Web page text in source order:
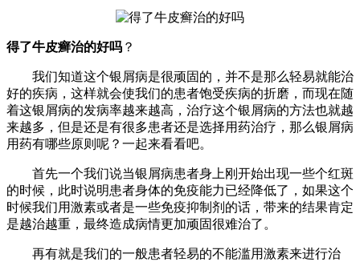
得了牛皮癣治的好吗 ？
我们知道这个银屑病是很顽固的，并不是那么轻易就能治
好的疾病，这样就会使我们的患者饱受疾病的折磨，而现在随
着这银屑病的发病率越来越高，治疗这个银屑病的方法也就越
来越多，但是还是有很多患者还是选择用药治疗，那么银屑病
用药有哪些原则呢？一起来看看吧。
首先一个我们说当银屑病患者身上刚开始出现一些个红斑
的时候，此时说明患者身体的免疫能力已经降低了，如果这个
时候我们用激素或者是一些免疫抑制剂的话，带来的结果肯定
是越治越重，最终造成病情更加顽固很难治了。
再有就是我们的一般患者轻易的不能滥用激素来进行治